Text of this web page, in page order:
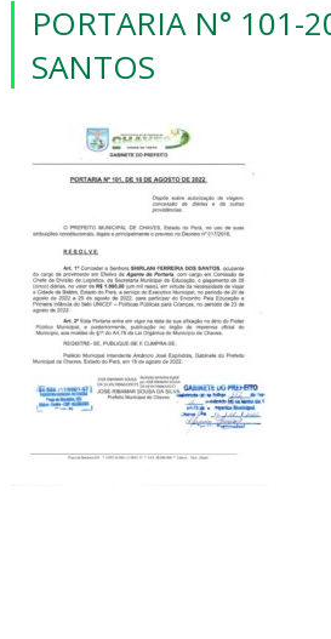
PORTARIA N° 101-
SANTOS